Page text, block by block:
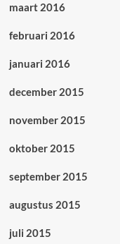
maart 2016
februari 2016
januari 2016
december 2015
november 2015
oktober 2015
september 2015
augustus 2015
juli 2015